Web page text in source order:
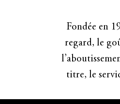
Fondée en
regard, le
titre, le